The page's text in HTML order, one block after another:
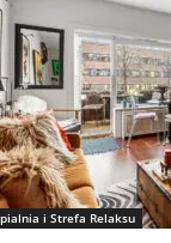
i Strefa Relaksu